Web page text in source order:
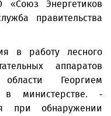
«Союз Энергетиков
правительства
в работу лесного
аппаратов
Георгием
министерстве. -
при обнаружении